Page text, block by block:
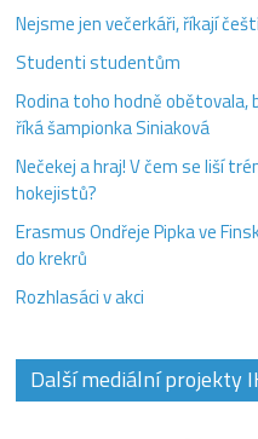
Nejsme jen večerkáři, říkají
Studenti studentům
Rodina toho hodně
říká šampionka Siniaková
Nečekej a hraj! V čem se liší
hokejistů?
Erasmus Ondřeje Pipka ve
do krekrů
Rozhlasáci v akci
Další mediální projekty